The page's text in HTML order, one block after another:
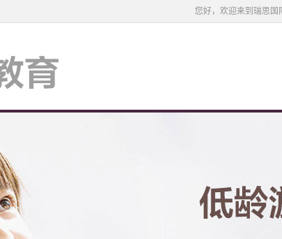
您好，欢迎来到瑞思国